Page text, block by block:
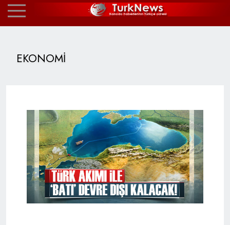
EKONOMİ